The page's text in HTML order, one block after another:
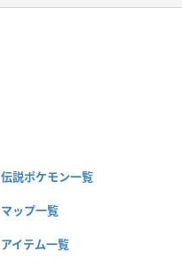
伝説ポケモン一覧
マップ一覧
アイテム一覧